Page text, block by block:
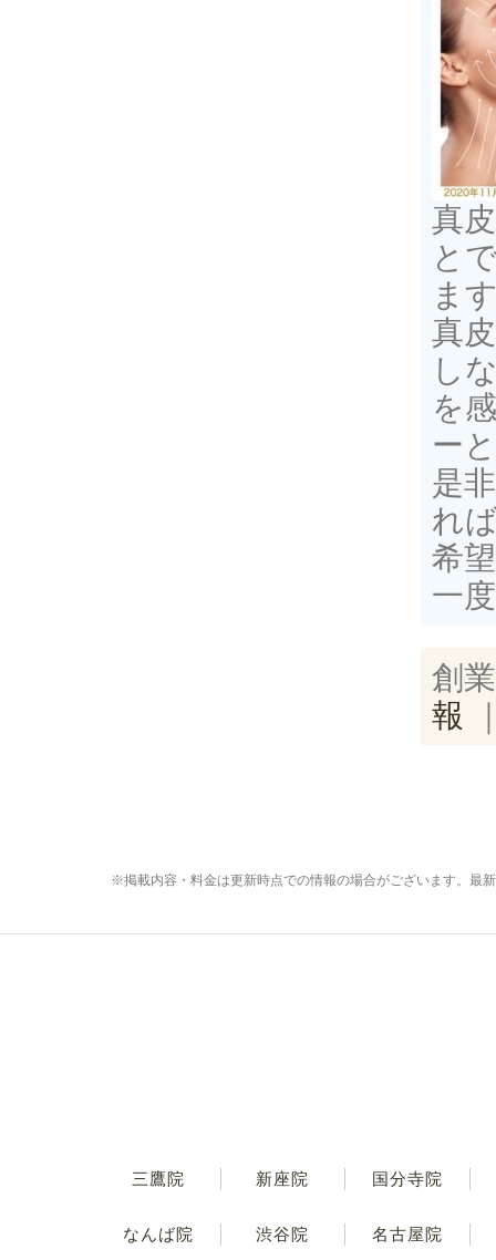
真
と
ま
真
し
を
ー
是
れ
希
一
創
報
※掲載内容・料金は更新時点での情報の場合がございます。最
三鷹院 新座院 国分寺院
なんば院 渋谷院 名古屋院